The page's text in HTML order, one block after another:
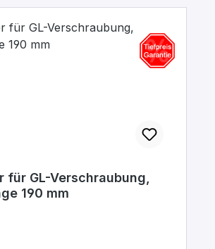
für GL-Verschraubung,
190 mm